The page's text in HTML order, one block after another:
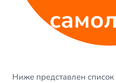
Ниже представлен список